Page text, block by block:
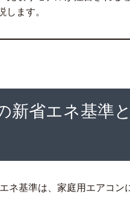
します。
新省エネ基準と
ネ基準は、家庭用エアコン